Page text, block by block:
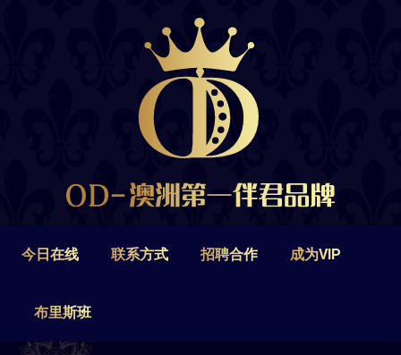
今日在线 联系方式 招聘合作 成为VIP
布里斯班
联系方式 招聘合作
布里斯班